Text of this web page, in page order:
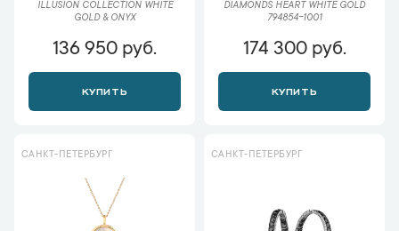
ILLUSION COLLECTION WHITE
GOLD & ONYX
136 950 руб.
КУПИТЬ
DIAMONDS HEART WHITE GOLD
794854-1001
174 300 руб.
КУПИТЬ
САНКТ-ПЕТЕРБУРГ САНКТ-ПЕТЕРБУРГ